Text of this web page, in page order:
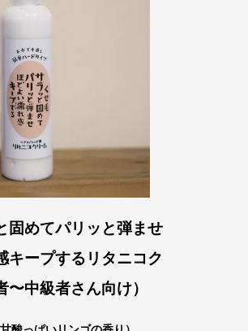
固めてパリッと弾ませ
キープするリタニコク
〜中級者さん向け）